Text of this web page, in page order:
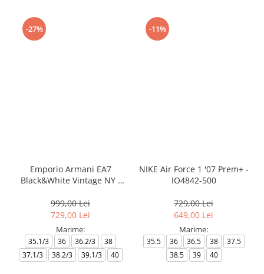
-27%
Emporio Armani EA7
Black&White Vintage NY -
999,00 Lei
729,00 Lei
Marime:
35.1/3 36 36.2/3
38
37.1/3
38.2/3 39.1/3 40
-11%
NIKE Air Force 1 '07 Prem+ -
IO4842-500
729,00 Lei
649,00 Lei
Marime:
35.5 36 36.5 38
37.5
38.5
39 40